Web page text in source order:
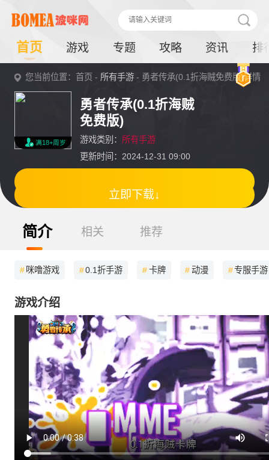
首页 游戏 专题 攻略 资讯 排
您当前位置：首页 - 所有手游 - 勇者传承(0.1折海贼免费版)详情
满18+周岁
勇者传承(0.1折海贼
免费版)
游戏类别： 所有手游
更新时间：2024-12-31 09:00
立即下载↓
简介 相关 推荐
#咪噜游戏 #0.1折手游 #卡牌 #动漫 #专服手游
游戏介绍